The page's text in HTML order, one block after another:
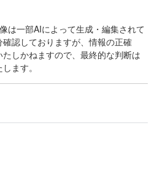
は一部AIによって生成・編集されて
認しておりますが、情報の正確
しかねますので、最終的な判断は
ます。